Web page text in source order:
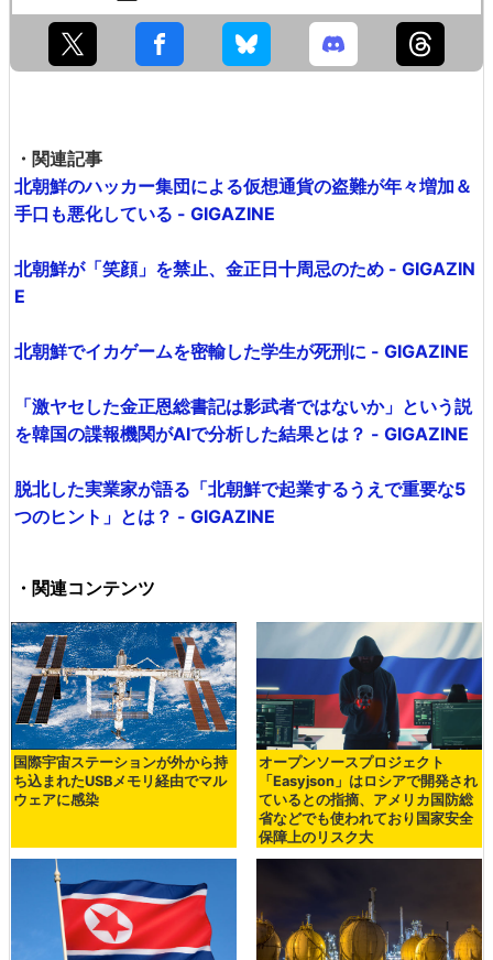
・関連記事
北朝鮮のハッカー集団による仮想通貨の盗難が年々増加＆
手口も悪化している - GIGAZINE
北朝鮮が「笑顔」を禁止、金正日十周忌のため - GIGAZIN
E
北朝鮮でイカゲームを密輸した学生が死刑に - GIGAZINE
「激ヤセした金正恩総書記は影武者ではないか」という説
を韓国の諜報機関がAIで分析した結果とは？ - GIGAZINE
脱北した実業家が語る「北朝鮮で起業するうえで重要な5
つのヒント」とは？ - GIGAZINE
・関連コンテンツ
国際宇宙ステーションが外から持
ち込まれたUSBメモリ経由でマル
ウェアに感染
オープンソースプロジェクト
「Easyjson」はロシアで開発され
ているとの指摘、アメリカ国防総
省などでも使われており国家安全
保障上のリスク大